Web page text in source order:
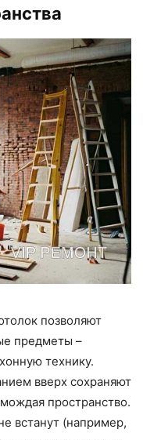
позволяют
предметы –
технику.
вверх сохраняют
пространство.
встанут (например,